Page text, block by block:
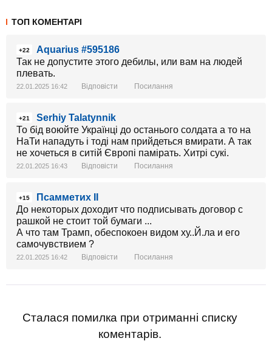
ТОП КОМЕНТАРІ
+22
Aquarius #595186
Так не допустите этого дебилы, или вам на людей
плевать.
22.01.2025 16:42 Відповісти Посилання
+21
Serhiy Talatynnik
То бід воюйте Українці до останього солдата а то на
НаТи нападуть і тоді нам прийдеться вмирати. А так
не хочеться в ситій Європі памірать. Хитрі сукі.
22.01.2025 16:43 Відповісти Посилання
+15
Псамметих II
До некоторых доходит что подписывать договор с
рашкой не стоит той бумаги ...
А что там Трамп, обеспокоен видом ху..Й.ла и его
самочувствием ?
22.01.2025 16:42 Відповісти Посилання
Сталася помилка при отриманні списку
коментарів.